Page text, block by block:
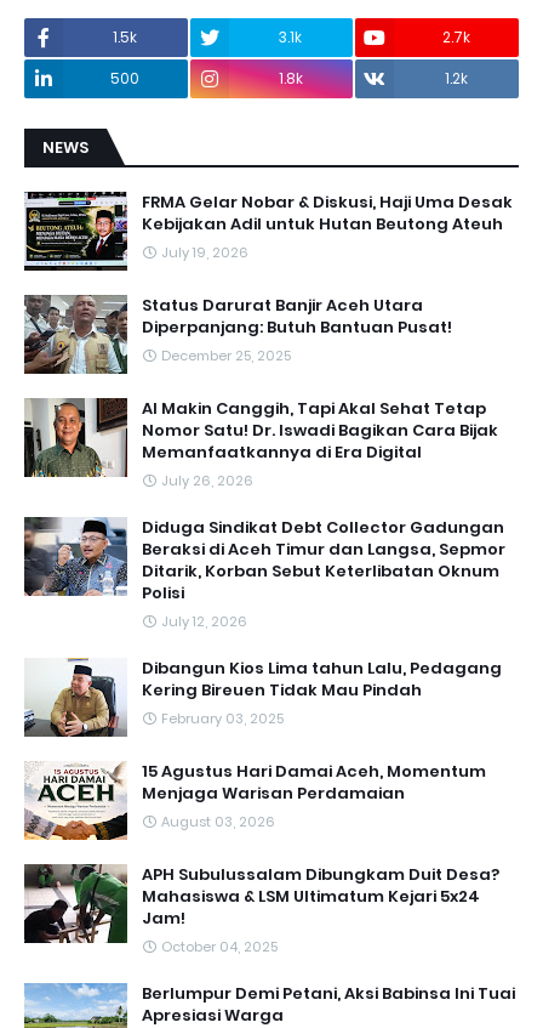
1.5k 3.1k
2.7k
500
1.8k 1.2k
NEWS
FRMA Gelar Nobar & Diskusi, Haji Uma Desak
Kebijakan Adil untuk Hutan Beutong Ateuh
July 19, 2026
Status Darurat Banjir Aceh Utara
Diperpanjang: Butuh Bantuan Pusat!
December 25, 2025
AI Makin Canggih, Tapi Akal Sehat Tetap
Nomor Satu! Dr. Iswadi Bagikan Cara Bijak
Memanfaatkannya di Era Digital
July 26, 2026
Diduga Sindikat Debt Collector Gadungan
Beraksi di Aceh Timur dan Langsa, Sepmor
Ditarik, Korban Sebut Keterlibatan Oknum
Polisi
July 12, 2026
Dibangun Kios Lima tahun Lalu, Pedagang
Kering Bireuen Tidak Mau Pindah
February 03, 2025
15 Agustus Hari Damai Aceh, Momentum
Menjaga Warisan Perdamaian
August 03, 2026
APH Subulussalam Dibungkam Duit Desa?
Mahasiswa & LSM Ultimatum Kejari 5x24
Jam!
October 04, 2025
Berlumpur Demi Petani, Aksi Babinsa Ini Tuai
Apresiasi Warga